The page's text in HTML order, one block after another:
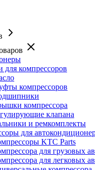
для компрессоров
компрессоров
компрессора
клапана
и ремкомплекты
для
KTC Parts
для грузовых
для легковых